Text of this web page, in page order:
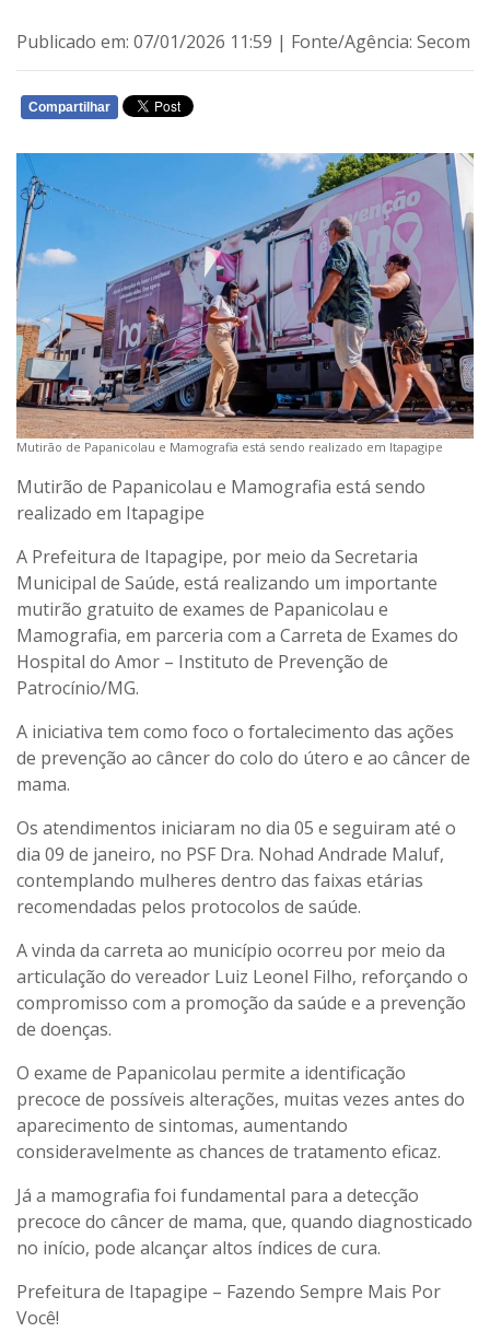
Publicado em: 07/01/2026 11:59 | Fonte/Agência: Secom
Compartilhar
Mutirão de Papanicolau e Mamografia está sendo realizado em Itapagipe
Mutirão de Papanicolau e Mamografia está sendo
realizado em Itapagipe
A Prefeitura de Itapagipe, por meio da Secretaria
Municipal de Saúde, está realizando um importante
mutirão gratuito de exames de Papanicolau e
Mamografia, em parceria com a Carreta de Exames do
Hospital do Amor – Instituto de Prevenção de
Patrocínio/MG.
A iniciativa tem como foco o fortalecimento das ações
de prevenção ao câncer do colo do útero e ao câncer de
mama.
Os atendimentos iniciaram no dia 05 e seguiram até o
dia 09 de janeiro, no PSF Dra. Nohad Andrade Maluf,
contemplando mulheres dentro das faixas etárias
recomendadas pelos protocolos de saúde.
A vinda da carreta ao município ocorreu por meio da
articulação do vereador Luiz Leonel Filho, reforçando o
compromisso com a promoção da saúde e a prevenção
de doenças.
O exame de Papanicolau permite a identificação
precoce de possíveis alterações, muitas vezes antes do
aparecimento de sintomas, aumentando
consideravelmente as chances de tratamento eficaz.
Já a mamografia foi fundamental para a detecção
precoce do câncer de mama, que, quando diagnosticado
no início, pode alcançar altos índices de cura.
Prefeitura de Itapagipe – Fazendo Sempre Mais Por
Você!